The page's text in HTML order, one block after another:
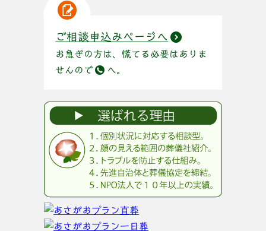
ご相談申込みページへ
お急ぎの方は、慌てる必要はありま
せんので
へ。